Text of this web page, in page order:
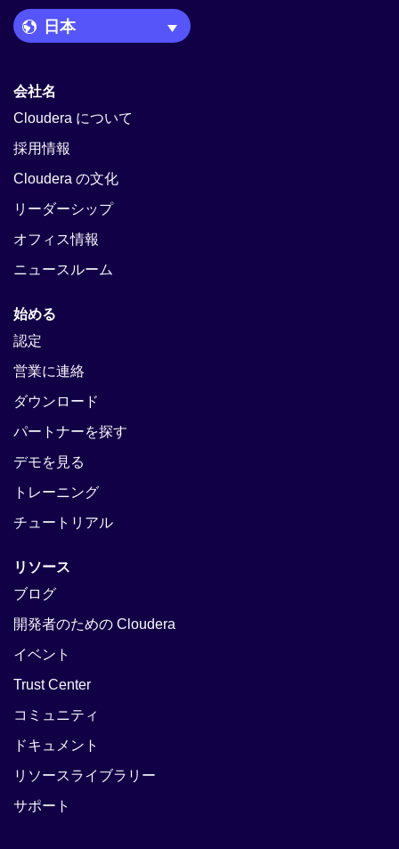
Language Picker
会社名
Cloudera について
採用情報
Cloudera の文化
リーダーシップ
オフィス情報
ニュースルーム
始める
認定
営業に連絡
ダウンロード
パートナーを探す
デモを見る
トレーニング
チュートリアル
リソース
ブログ
開発者のための Cloudera
イベント
Trust Center
コミュニティ
ドキュメント
リソースライブラリー
サポート